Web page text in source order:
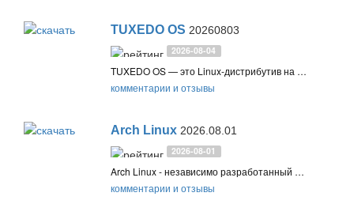
TUXEDO OS 20260803
2026-08-04
TUXEDO OS — это Linux-дистрибутив на базе Ubuntu, использующий пакеты KDE neon и новые версии графического стека, оптимизированный для аппаратных средств TUXEDO, с акцентом на конфиденциальность и стабильность
комментарии и отзывы
Arch Linux 2026.08.01
2026-08-01
Arch Linux - независимо разработанный дистрибутив Linux, оптимизированный для архитектур i686- и x86-64 и предназначенный для опытных пользователей Linux. Приоритетами разработки являются простота, минимализм и совершенство кода
комментарии и отзывы